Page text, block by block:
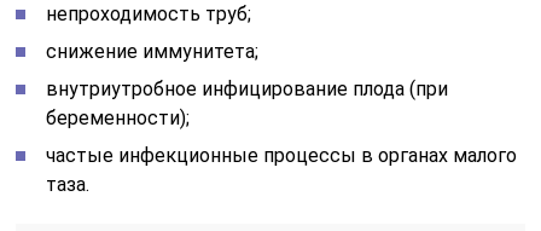
непроходимость труб;
снижение иммунитета;
внутриутробное инфицирование плода (при
беременности);
частые инфекционные процессы в органах малого
таза.